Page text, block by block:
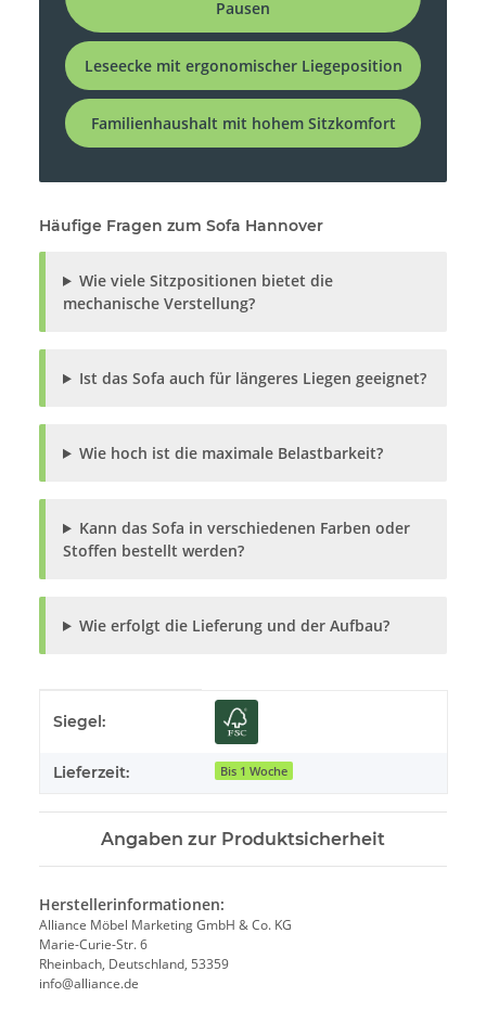
Pausen
Leseecke mit ergonomischer Liegeposition
Familienhaushalt mit hohem Sitzkomfort
Häufige Fragen zum Sofa Hannover
Wie viele Sitzpositionen bietet die
mechanische Verstellung?
Ist das Sofa auch für längeres Liegen geeignet?
Wie hoch ist die maximale Belastbarkeit?
Kann das Sofa in verschiedenen Farben oder
Stoffen bestellt werden?
Wie erfolgt die Lieferung und der Aufbau?
Siegel:
Lieferzeit: Bis 1 Woche
Angaben zur Produktsicherheit
Herstellerinformationen:
Alliance Möbel Marketing GmbH & Co. KG
Marie-Curie-Str. 6
Rheinbach, Deutschland, 53359
info@alliance.de